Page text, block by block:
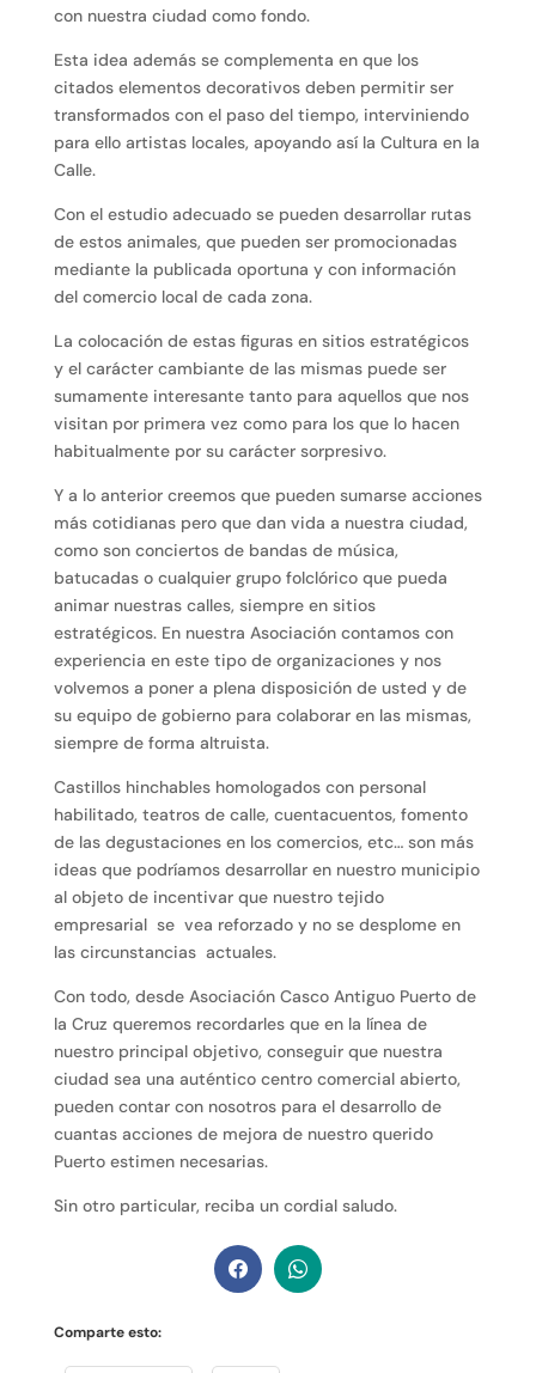
con nuestra ciudad como fondo.
Esta idea además se complementa en que los
citados elementos decorativos deben permitir ser
transformados con el paso del tiempo, interviniendo
para ello artistas locales, apoyando así la Cultura en la
Calle.
Con el estudio adecuado se pueden desarrollar rutas
de estos animales, que pueden ser promocionadas
mediante la publicada oportuna y con información
del comercio local de cada zona.
La colocación de estas figuras en sitios estratégicos
y el carácter cambiante de las mismas puede ser
sumamente interesante tanto para aquellos que nos
visitan por primera vez como para los que lo hacen
habitualmente por su carácter sorpresivo.
Y a lo anterior creemos que pueden sumarse acciones
más cotidianas pero que dan vida a nuestra ciudad,
como son conciertos de bandas de música,
batucadas o cualquier grupo folclórico que pueda
animar nuestras calles, siempre en sitios
estratégicos. En nuestra Asociación contamos con
experiencia en este tipo de organizaciones y nos
volvemos a poner a plena disposición de usted y de
su equipo de gobierno para colaborar en las mismas,
siempre de forma altruista.
Castillos hinchables homologados con personal
habilitado, teatros de calle, cuentacuentos, fomento
de las degustaciones en los comercios, etc… son más
ideas que podríamos desarrollar en nuestro municipio
al objeto de incentivar que nuestro tejido
empresarial se vea reforzado y no se desplome en
las circunstancias actuales.
Con todo, desde Asociación Casco Antiguo Puerto de
la Cruz queremos recordarles que en la línea de
nuestro principal objetivo, conseguir que nuestra
ciudad sea una auténtico centro comercial abierto,
pueden contar con nosotros para el desarrollo de
cuantas acciones de mejora de nuestro querido
Puerto estimen necesarias.
Sin otro particular, reciba un cordial saludo.
Comparte esto: